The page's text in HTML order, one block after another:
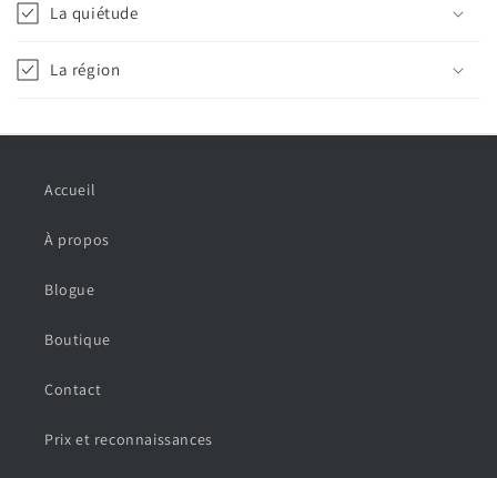
La quiétude
La région
Accueil
À propos
Blogue
Boutique
Contact
Prix et reconnaissances